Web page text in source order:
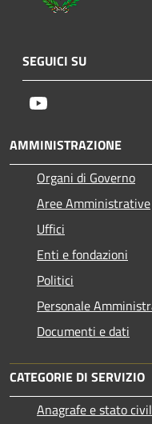
SEGUICI SU
AMMINISTRAZIONE
Organi di Governo
Aree Amministrative
Uffici
Enti e fondazioni
Politici
Personale
Documenti e dati
CATEGORIE DI SERVIZIO
Anagrafe e stato